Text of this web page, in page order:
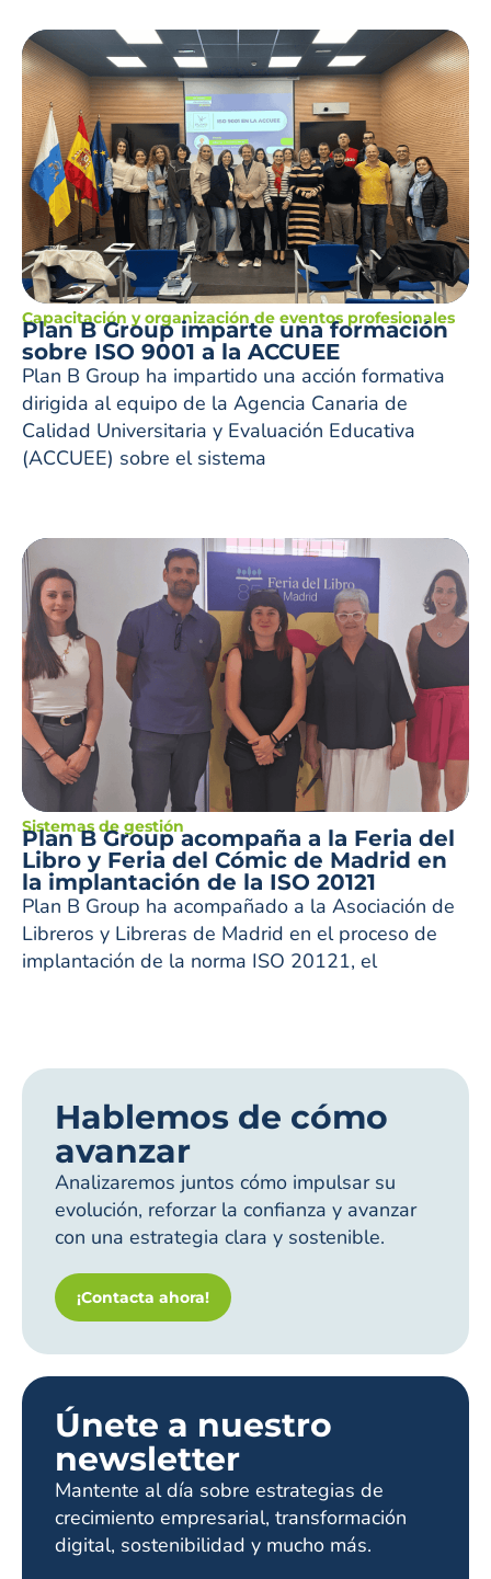
Capacitación y organización de eventos profesionales
Plan B Group imparte una formación
sobre ISO 9001 a la ACCUEE
Plan B Group ha impartido una acción formativa
dirigida al equipo de la Agencia Canaria de
Calidad Universitaria y Evaluación Educativa
(ACCUEE) sobre el sistema
Sistemas de gestión
Plan B Group acompaña a la Feria del
Libro y Feria del Cómic de Madrid en
la implantación de la ISO 20121
Plan B Group ha acompañado a la Asociación de
Libreros y Libreras de Madrid en el proceso de
implantación de la norma ISO 20121, el
Hablemos de cómo
avanzar
Analizaremos juntos cómo impulsar su
evolución, reforzar la confianza y avanzar
con una estrategia clara y sostenible.
¡Contacta ahora!
Únete a nuestro
newsletter
Mantente al día sobre estrategias de
crecimiento empresarial, transformación
digital, sostenibilidad y mucho más.